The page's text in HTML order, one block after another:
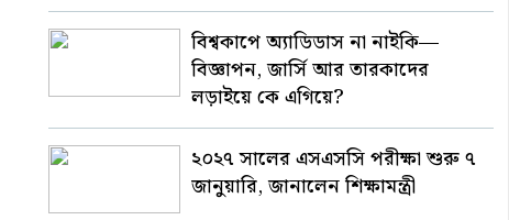
বিশ্বকাপে অ্যাডিডাস না নাইকি—
বিজ্ঞাপন, জার্সি আর তারকাদের
লড়াইয়ে কে এগিয়ে?
২০২৭ সালের এসএসসি পরীক্ষা শুরু ৭
জানুয়ারি, জানালেন শিক্ষামন্ত্রী